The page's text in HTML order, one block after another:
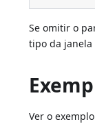
Se omitir o
tipo da
Ver o